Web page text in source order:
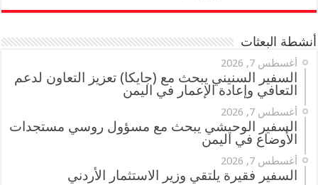
أنشطة البعثات
أغسطس 7, 2026
السفير السنيني يبحث مع (جايكا) تعزيز التعاون لدعم
التعافي وإعادة الإعمار في اليمن
أغسطس 7, 2026
السفير الوحيشي يبحث مع مسؤول روسي مستجدات
الأوضاع في اليمن
أغسطس 7, 2026
السفير فقيرة يلتقي وزير الاستثمار الأردني